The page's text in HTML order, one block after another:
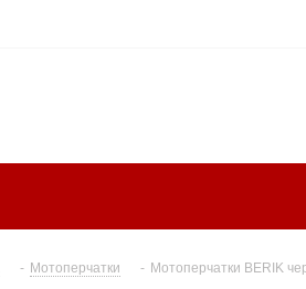
- Мотоперчатки - Мотоперчатки BERIK